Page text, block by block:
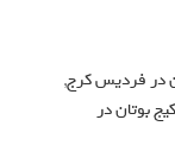
در فردیس کرج,
بوتان در